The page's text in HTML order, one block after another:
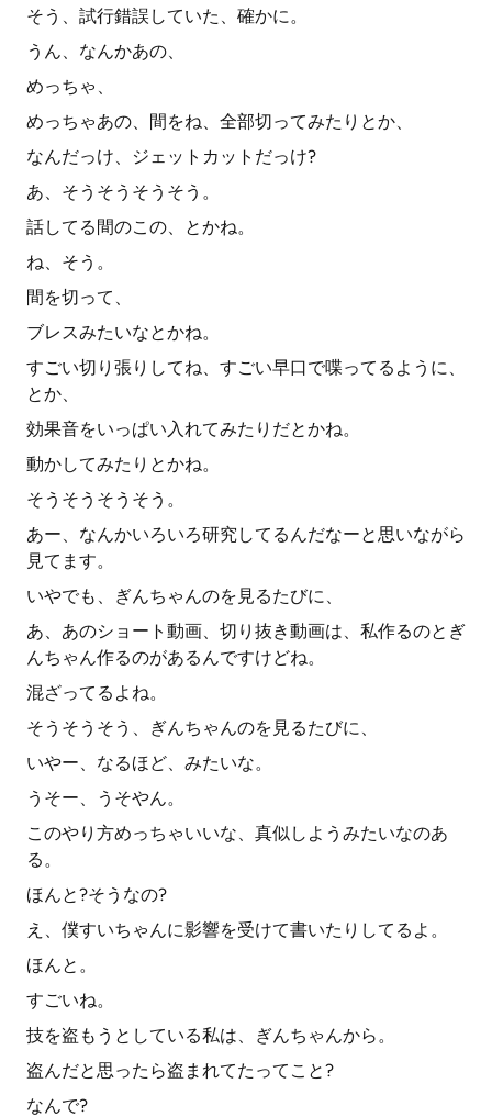
そう、試行錯誤していた、確かに。
うん、なんかあの、
めっちゃ、
めっちゃあの、間をね、全部切ってみたりとか、
なんだっけ、ジェットカットだっけ?
あ、そうそうそうそう。
話してる間のこの、とかね。
ね、そう。
間を切って、
ブレスみたいなとかね。
すごい切り張りしてね、すごい早口で喋ってるように、
とか、
効果音をいっぱい入れてみたりだとかね。
動かしてみたりとかね。
そうそうそうそう。
あー、なんかいろいろ研究してるんだなーと思いながら
見てます。
いやでも、ぎんちゃんのを見るたびに、
あ、あのショート動画、切り抜き動画は、私作るのとぎ
んちゃん作るのがあるんですけどね。
混ざってるよね。
そうそうそう、ぎんちゃんのを見るたびに、
いやー、なるほど、みたいな。
うそー、うそやん。
このやり方めっちゃいいな、真似しようみたいなのあ
る。
ほんと?そうなの?
え、僕すいちゃんに影響を受けて書いたりしてるよ。
ほんと。
すごいね。
技を盗もうとしている私は、ぎんちゃんから。
盗んだと思ったら盗まれてたってこと?
なんで?